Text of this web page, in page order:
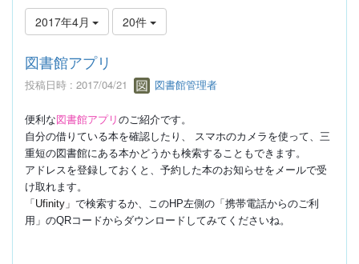
2017年4月 20件
図書館アプリ
投稿日時 : 2017/04/21 図書館管理者
便利な図書館アプリ のご紹介です。
自分の借りている本を確認したり、 スマホのカメラを使って、三
重短の図書館にある本かどうかも検索することもできます。
アドレスを登録しておくと、予約した本のお知らせをメールで受
け取れます。
「 Ufinity 」 で検索するか、このHP左側の「携帯電話からのご利
用」のQRコードからダウンロードしてみてくださいね。